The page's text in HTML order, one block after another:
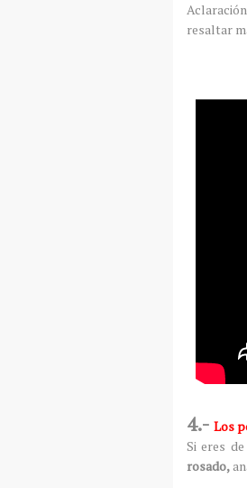
resaltar
4.- Los
Si eres
rosado,